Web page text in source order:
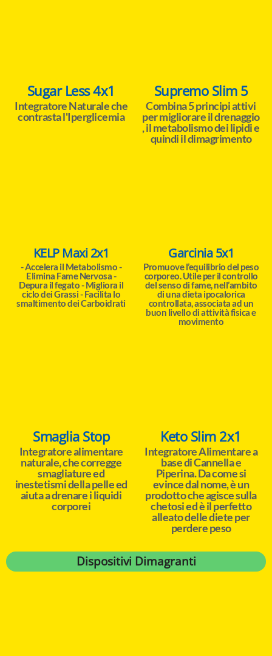
Sugar Less 4x1
Integratore Naturale che
contrasta l'Iperglicemia
Supremo Slim 5
Combina 5 principi attivi
per migliorare il drenaggio
, il metabolismo dei lipidi e
quindi il dimagrimento
KELP Maxi 2x1
- Accelera il Metabolismo -
Elimina Fame Nervosa -
Depura il fegato - Migliora il
ciclo dei Grassi - Facilita lo
smaltimento dei Carboidrati
Garcinia 5x1
Promuove l’equilibrio del peso
corporeo. Utile per il controllo
del senso di fame, nell’ambito
di una dieta ipocalorica
controllata, associata ad un
buon livello di attività fisica e
movimento
Smaglia Stop
Integratore alimentare
naturale, che corregge
smagliature ed
inestetismi della pelle ed
aiuta a drenare i liquidi
corporei
Keto Slim 2x1
Integratore Alimentare a
base di Cannella e
Piperina. Da come si
evince dal nome, è un
prodotto che agisce sulla
chetosi ed è il perfetto
alleato delle diete per
perdere peso
Dispositivi Dimagranti